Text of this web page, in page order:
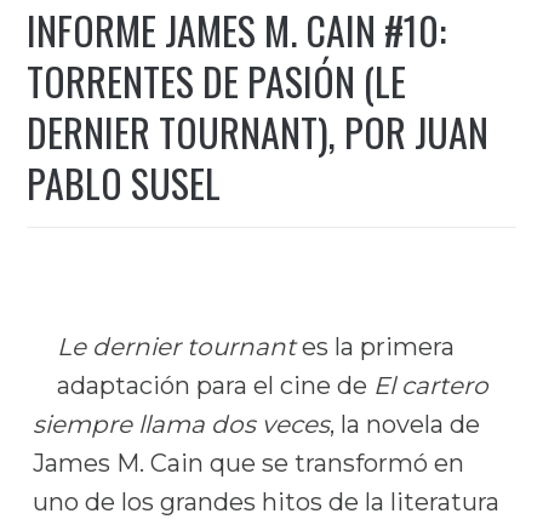
INFORME JAMES M. CAIN #10:
TORRENTES DE PASIÓN (LE
DERNIER TOURNANT), POR JUAN
PABLO SUSEL
Le dernier tournantes la primera
adaptación para el cine de El cartero
siempre llama dos veces, la novela de
James M. Cain que se transformó en
uno de los grandes hitos de la literatura